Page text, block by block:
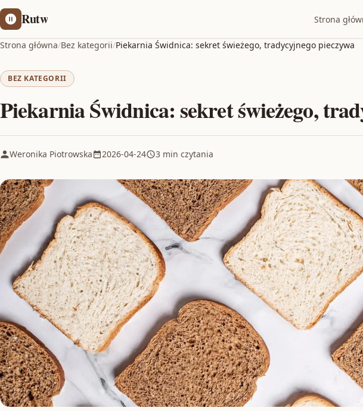
Rutw Strona
Strona główna/Bez kategorii/Piekarnia Świdnica: sekret świeżego, tradycyjnego pieczywa
BEZ KATEGORII
Piekarnia Świdnica: sekret świeżego,
Weronika Piotrowska 2026-04-24 3 min czytania